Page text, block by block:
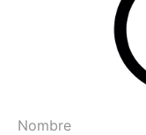
Nombre